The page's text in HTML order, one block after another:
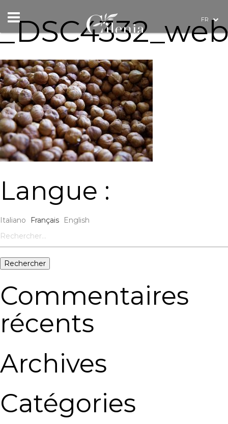
FR
Langue :
Italiano Français English
Commentaires
récents
Archives
Catégories